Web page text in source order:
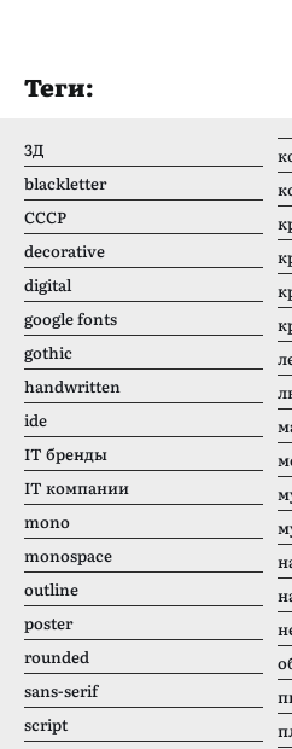
Теги:
3Д
blackletter
CCCР
decorative
digital
google fonts
gothic
handwritten
ide
IT бренды
IT компании
mono
monospace
outline
poster
rounded
sans-serif
script